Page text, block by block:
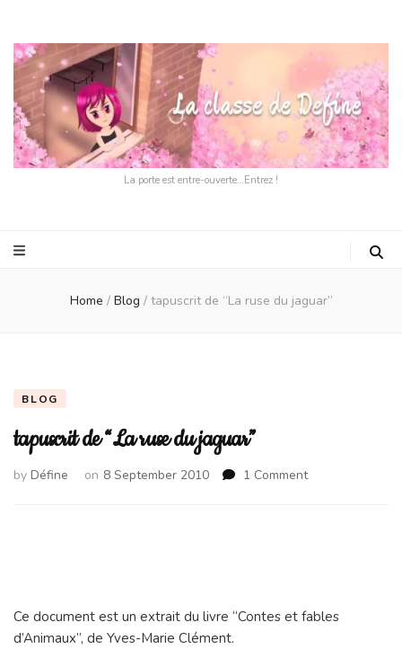
La porte est entre-ouverte…Entrez !
Home / Blog / tapuscrit de “La ruse du jaguar”
BLOG
tapuscrit de “La ruse du jaguar”
by Défine on 8 September 2010 1 Commenton
Ce document est un extrait du livre “Contes et fables
d’Animaux”, de Yves-Marie Clément.